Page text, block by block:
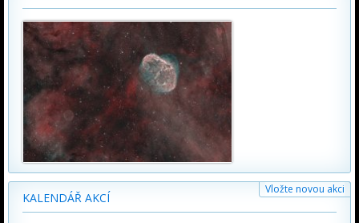
KALENDÁŘ AKCÍ
Vložte novou akci